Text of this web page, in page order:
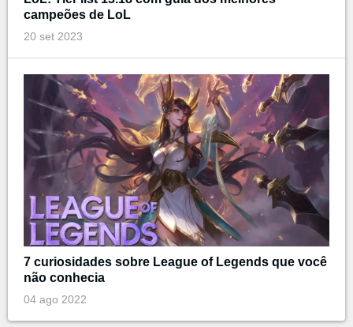
campeões de LoL
20 set 2023
7 curiosidades sobre League of Legends que você
não conhecia
04 ago 2022